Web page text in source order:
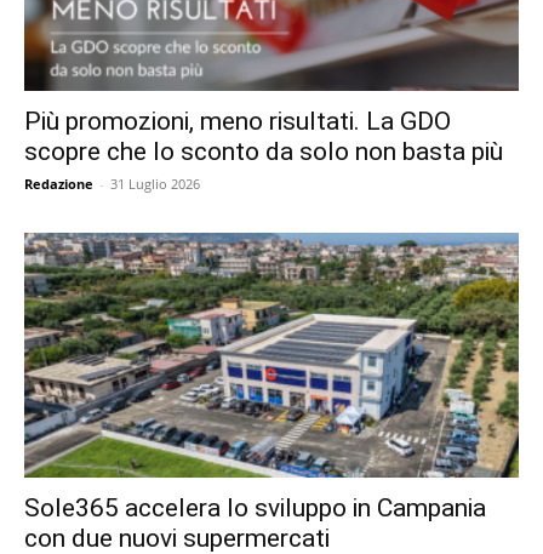
Più promozioni, meno risultati. La GDO
scopre che lo sconto da solo non basta più
Redazione - 31 Luglio 2026
Sole365 accelera lo sviluppo in Campania
con due nuovi supermercati